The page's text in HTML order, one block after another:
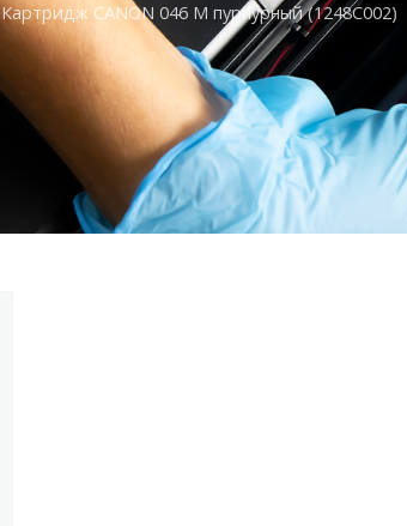
Картридж CANON 046 M пурпурный (1248C002)